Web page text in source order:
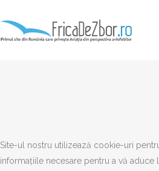
Site-ul nostru utilizează cookie-uri
informațiile necesare pentru a vă